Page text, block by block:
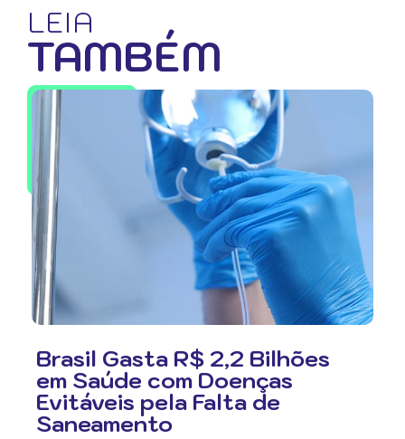
LEIA
TAMBÉM
Brasil Gasta R$ 2,2 Bilhões
em Saúde com Doenças
Evitáveis pela Falta de
Saneamento